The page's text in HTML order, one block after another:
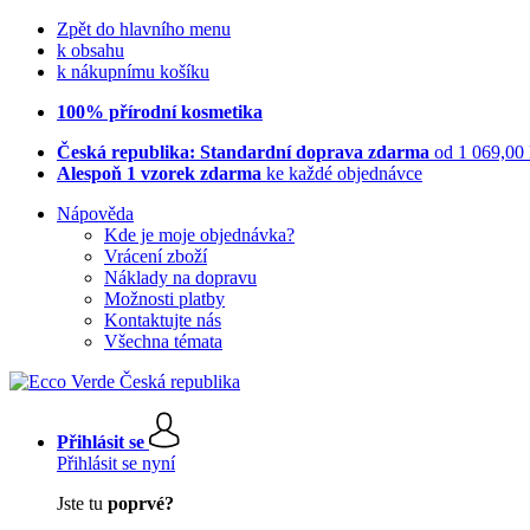
Zpět do hlavního menu
k obsahu
k nákupnímu košíku
100% přírodní kosmetika
Česká republika: Standardní doprava zdarma od 1 069,00
Alespoň 1 vzorek zdarma ke každé objednávce
Nápověda
Kde je moje objednávka?
Vrácení zboží
Náklady na dopravu
Možnosti platby
Kontaktujte nás
Všechna témata
Přihlásit se
Přihlásit se nyní
Jste tu poprvé?